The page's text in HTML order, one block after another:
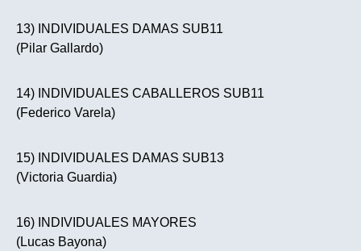
13) INDIVIDUALES DAMAS SUB11
(Pilar Gallardo)
14) INDIVIDUALES CABALLEROS SUB11
(Federico Varela)
15) INDIVIDUALES DAMAS SUB13
(Victoria Guardia)
16) INDIVIDUALES MAYORES
(Lucas Bayona)